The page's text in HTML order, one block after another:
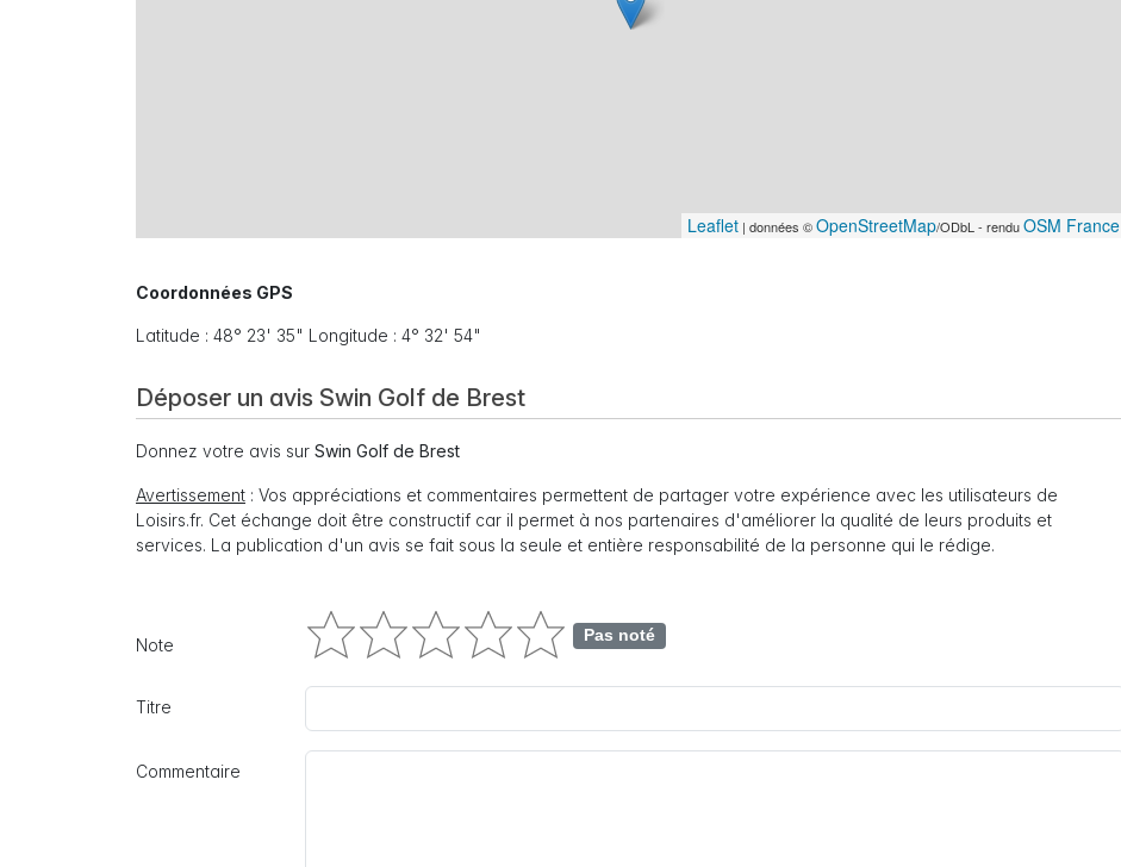
Leaflet | données ©OpenStreetMap/ODbL - renduOSM France
Coordonnées GPS
Latitude : 48° 23' 35" Longitude : 4° 32' 54"
Déposer un avis Swin Golf de Brest
Donnez votre avis sur Swin Golf de Brest
Avertissement : Vos appréciations et commentaires permettent de partager votre expérience avec les utilisateurs de
Loisirs.fr. Cet échange doit être constructif car il permet à nos partenaires d'améliorer la qualité de leurs produits et
services. La publication d'un avis se fait sous la seule et entière responsabilité de la personne qui le rédige.
Note Pas noté
Titre
Commentaire